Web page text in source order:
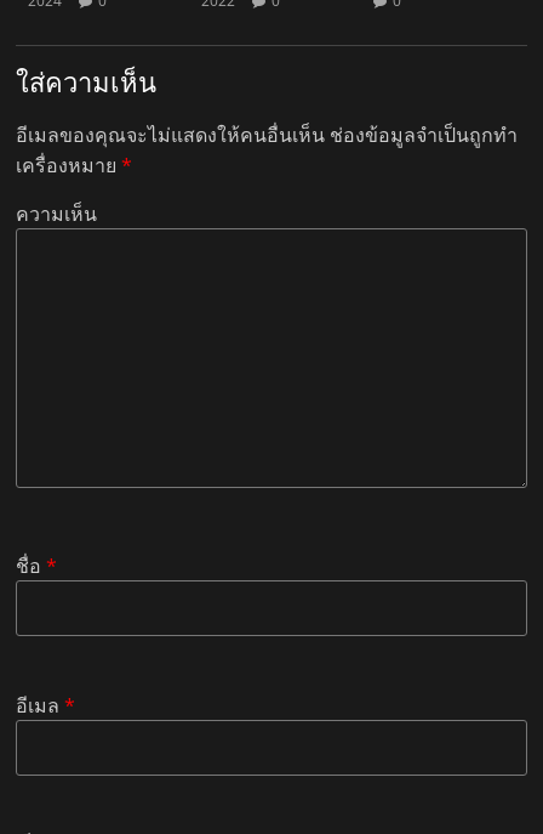
ใส่ความเห็น
อีเมลของคุณจะไม่แสดงให้คนอื่นเห็น ช่องข้อมูลจำเป็นถูกทำ
เครื่องหมาย*
ความเห็น
ชื่อ*
อีเมล*